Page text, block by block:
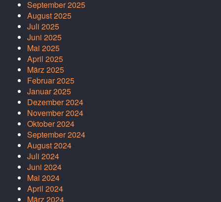
September 2025
August 2025
Juli 2025
Juni 2025
Mai 2025
April 2025
März 2025
Februar 2025
Januar 2025
Dezember 2024
November 2024
Oktober 2024
September 2024
August 2024
Juli 2024
Juni 2024
Mai 2024
April 2024
März 2024